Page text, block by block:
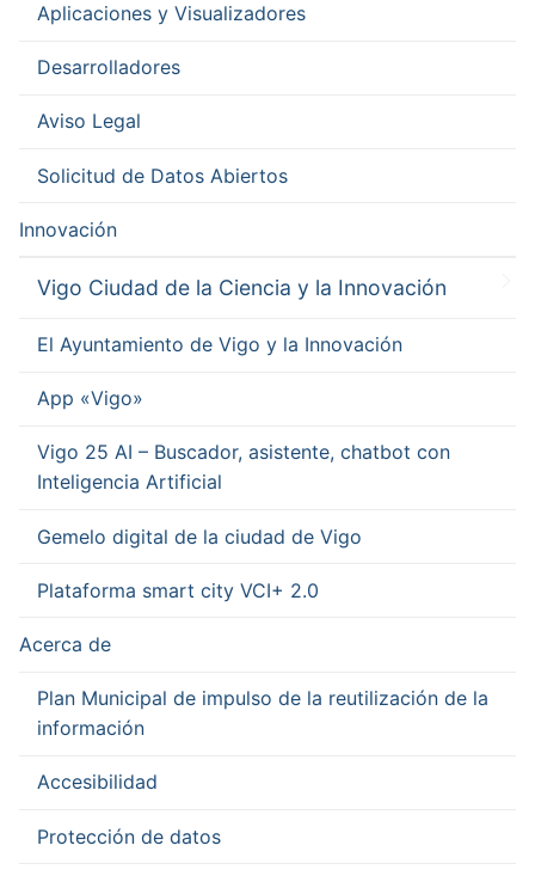
Aplicaciones y Visualizadores
Desarrolladores
Aviso Legal
Solicitud de Datos Abiertos
Innovación
Vigo Ciudad de la Ciencia y la Innovación
El Ayuntamiento de Vigo y la Innovación
App «Vigo»
Vigo 25 AI – Buscador, asistente, chatbot con
Inteligencia Artificial
Gemelo digital de la ciudad de Vigo
Plataforma smart city VCI+ 2.0
Acerca de
Plan Municipal de impulso de la reutilización de la
información
Accesibilidad
Protección de datos